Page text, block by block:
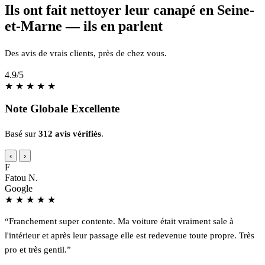
Ils ont fait nettoyer leur canapé en Seine-
et-Marne — ils en parlent
Des avis de vrais clients, près de chez vous.
4.9/5
★ ★ ★ ★ ★
Note Globale Excellente
Basé sur 312 avis vérifiés.
‹ ›
F
Fatou N.
Google
★ ★ ★ ★ ★
“Franchement super contente. Ma voiture était vraiment sale à
l'intérieur et après leur passage elle est redevenue toute propre. Très
pro et très gentil.”